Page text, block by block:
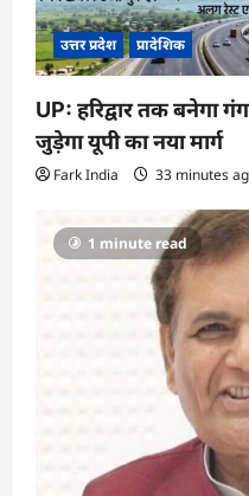
o
n उत्तर प्रदेश प्रादेशिक
UP: हरिद्वार तक बनेगा
जुड़ेगा यूपी का नया मार्ग
Fark India 33 minutes
1 minute read